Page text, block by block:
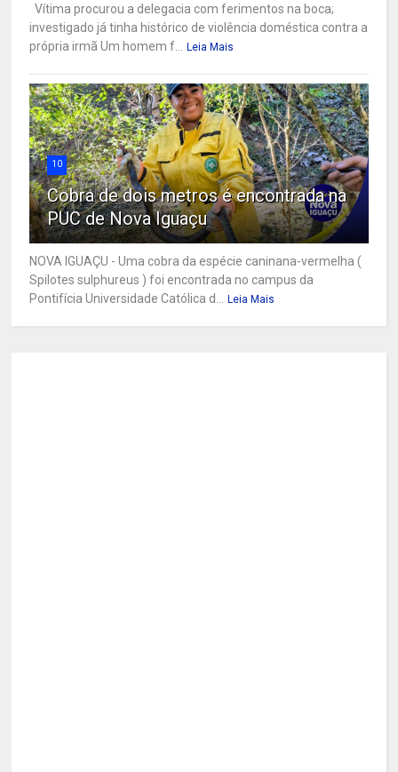
Vítima procurou a delegacia com ferimentos na boca;
investigado já tinha histórico de violência doméstica contra a
própria irmã Um homem f...
Leia Mais
10
Cobra de dois metros é encontrada na
PUC de Nova Iguaçu
NOVA IGUAÇU - Uma cobra da espécie caninana-vermelha (
Spilotes sulphureus ) foi encontrada no campus da
Pontifícia Universidade Católica d...
Leia Mais